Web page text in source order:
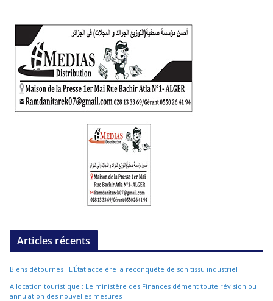
Articles récents
Biens détournés : L’État accélère la reconquête de son tissu industriel
Allocation touristique : Le ministère des Finances dément toute révision ou
annulation des nouvelles mesures